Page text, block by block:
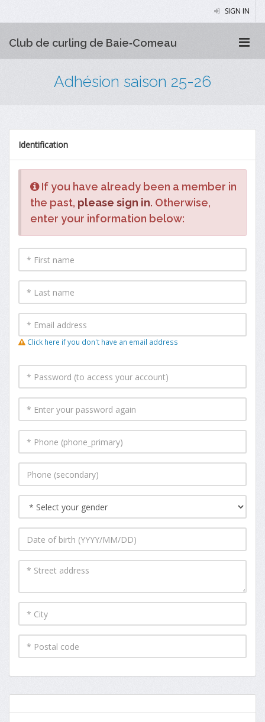
SIGN IN
Club de curling de Baie‑Comeau
Adhésion saison 25-26
Identification
If you have already been a member in
the past, please sign in. Otherwise,
enter your information below:
Click here if you don't have an email address